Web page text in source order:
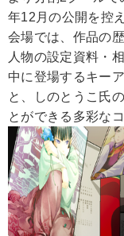
年12月の公開を控え
会場では、作品の
人物の設定資料・
中に登場するキー
と、しのとうこ氏
とができる多彩な